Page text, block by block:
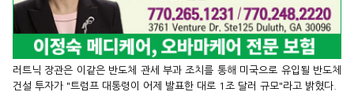
러트닉 장관은 이같은 반도체 관세 부과 조치를 통해 미국으로 유입될 반도체
건설 투자가 "트럼프 대통령이 어제 발표한 대로 1조 달러 규모"라고 밝혔다.